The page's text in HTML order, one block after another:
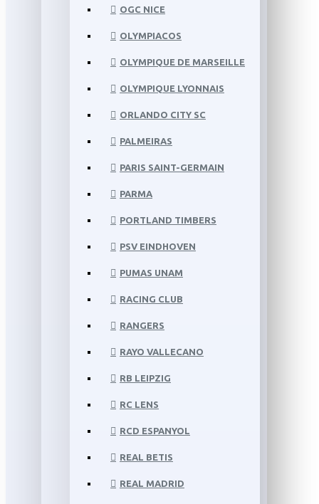
OGC NICE
OLYMPIACOS
OLYMPIQUE DE MARSEILLE
OLYMPIQUE LYONNAIS
ORLANDO CITY SC
PALMEIRAS
PARIS SAINT-GERMAIN
PARMA
PORTLAND TIMBERS
PSV EINDHOVEN
PUMAS UNAM
RACING CLUB
RANGERS
RAYO VALLECANO
RB LEIPZIG
RC LENS
RCD ESPANYOL
REAL BETIS
REAL MADRID